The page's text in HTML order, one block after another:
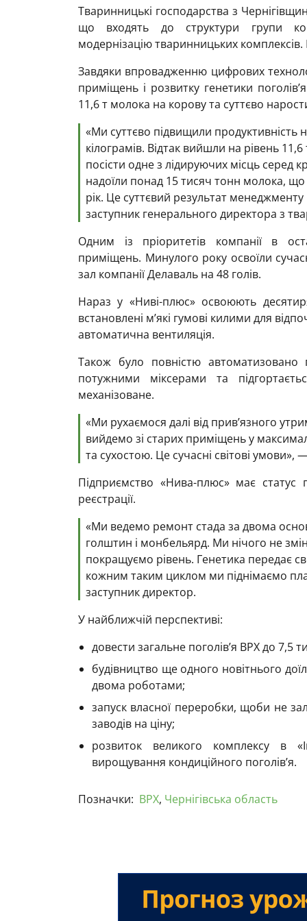
Тваринницькі господарства з
що входять до структури групи
модернізацію тваринницьких
Завдяки впровадженню цифрових
приміщень і розвитку генетики
11,6 т молока на корову та суттєво
«Ми суттєво підвищили продуктивність
кілограмів. Відтак вийшли на рівень
посісти одне з лідируючих місць серед
надоїли понад 15 тисяч тонн молока,
рік. Це суттєвий результат
заступник генерального директора з
Одним із пріоритетів компанії в
приміщень. Минулого року освоїли
зал компанії Делаваль на 48 голів.
Нараз у «Ниві-плюс» освоюють
встановлені м’які гумові килими для
автоматична вентиляція.
Також було повністю
потужними міксерами та
механізоване.
«Ми рухаємося далі від прив’язного
вийдемо зі старих приміщень у
та сухостою. Це сучасні світові
Підприємство «Нива-плюс» має статус
реєстрації.
«Ми ведемо ремонт стада за двома
голштин і монбельярд. Ми нічого не
покращуємо рівень. Генетика передає
кожним таким циклом ми піднімаємо
заступник директор.
У найближчій перспективі:
довести загальне поголів’я ВРХ до 7,5
будівництво ще одного новітнього
двома роботами;
запуск власної переробки, щоби не
заводів на ціну;
розвиток великого комплексу в
вирощування кондиційного поголів’я.
Позначки: ВРХ, Чернігівська область